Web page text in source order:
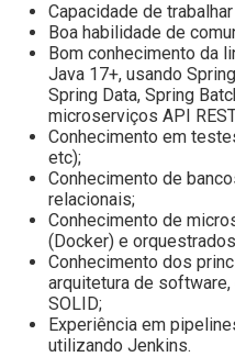
Capacidade de
Boa habilidade de
Bom conhecimento da
Java 17+, usando
Spring Data, Spring
microserviços API
Conhecimento em
etc);
Conhecimento de
relacionais;
Conhecimento de
(Docker) e
Conhecimento dos
arquitetura de
SOLID;
Experiência em
utilizando Jenkins.